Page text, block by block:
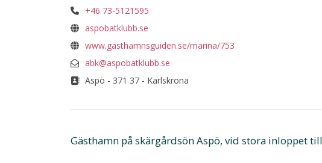
+46 73-5121595
aspobatklubb.se
www.gasthamnsguiden.se/marina/753
abk@aspobatklubb.se
Aspö - 371 37 - Karlskrona
Gästhamn på skärgårdsön Aspö, vid stora inloppet